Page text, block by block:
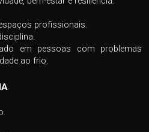
profissionais.
em pessoas com problemas
ao frio.